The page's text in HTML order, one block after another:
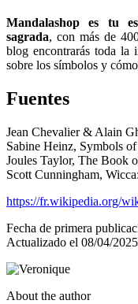
Mandalashop es tu
sagrada, con más de
blog encontrarás toda la
sobre los símbolos y
Fuentes
Jean Chevalier & Alain
Sabine Heinz, Symbols
Joules Taylor, The Book
Scott Cunningham,
https://fr.wikipedia.org/
Fecha de primera
Actualizado el 08/04/2025
About the author